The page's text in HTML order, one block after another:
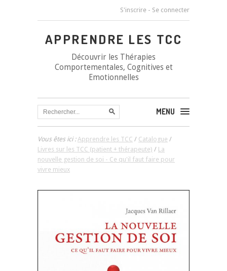
S'inscrire - Se connecter
APPRENDRE LES TCC
Découvrir les Thérapies
Comportementales, Cognitives et
Emotionnelles
MENU
Vous êtes ici :Apprendre les TCC / Catalogue /
Livres sur les TCC (patient + thérapeute) / La
nouvelle gestion de soi - Ce qu'il faut faire pour
vivre mieux